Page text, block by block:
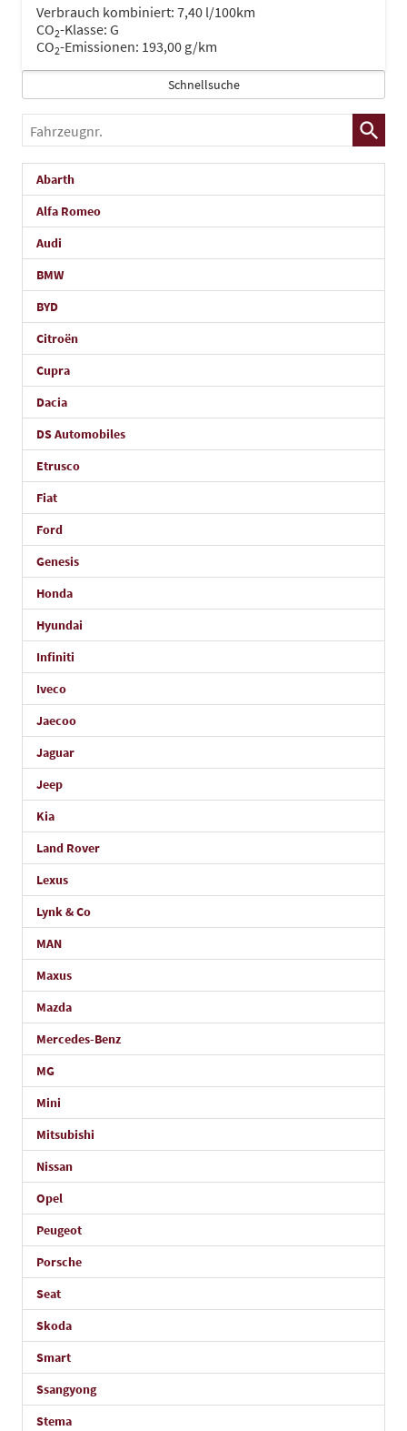
Verbrauch kombiniert: 7,40 l/100km
CO2-Klasse: G
CO2-Emissionen: 193,00 g/km
Schnellsuche
Fahrzeugnr.
Abarth
Alfa Romeo
Audi
BMW
BYD
Citroën
Cupra
Dacia
DS Automobiles
Etrusco
Fiat
Ford
Genesis
Honda
Hyundai
Infiniti
Iveco
Jaecoo
Jaguar
Jeep
Kia
Land Rover
Lexus
Lynk & Co
MAN
Maxus
Mazda
Mercedes-Benz
MG
Mini
Mitsubishi
Nissan
Opel
Peugeot
Porsche
Seat
Skoda
Smart
Ssangyong
Stema